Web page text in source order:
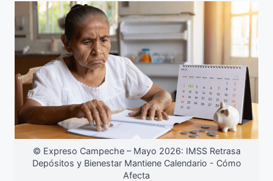
© Expreso Campeche – Mayo 2026: IMSS Retrasa
Depósitos y Bienestar Mantiene Calendario - Cómo
Afecta